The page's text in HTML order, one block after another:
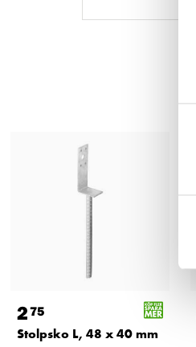
275
Stolpsko L, 48 x 40 mm